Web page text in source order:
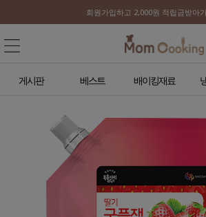
회원가입하고 2,000원 적립금받아
게시판 베스트 배이킹재료